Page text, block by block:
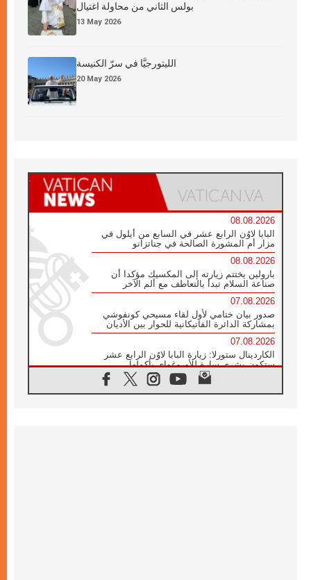
بولس الثاني من محاولة اغتيال
13 May 2026
الليتورجيَّا في سرّ الكنيسة
20 May 2026
08.08.2026
البابا لاوُن الرابع عشر في السابع من أيلول في
مزار أم المشورة الصالحة في جناتزانو
08.08.2026
بارولين يختتم زيارته إلى المكسيك مؤكدا أن
صناعة السلام تبدأ بالتعاطف مع ألم الآخر
07.08.2026
صدور بيان ختامي لأول لقاء مسيحي كونفوشي
بمشاركة الدائرة الفاتيكانية للحوار بين الأديان
07.08.2026
الكاردينال ستورلا: زيارة البابا لاوُن الرابع عشر
ستكون بشرى سارة للأوروغواي بأكملها
الفاتيكان يعلن برنامج الزيارة الرسولية للبابا لاوُن